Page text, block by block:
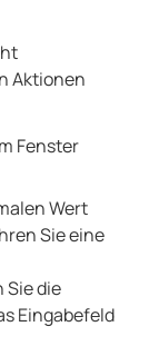
Aktionen
Fenster
Wert
Sie eine
Sie die
Eingabefeld